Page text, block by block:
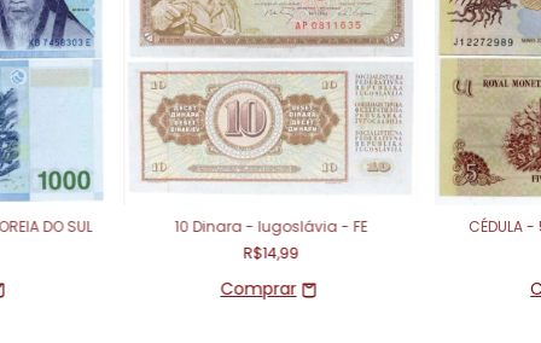
DO SUL
10 Dinara - Iugoslávia - FE
R$14,99
CÉDULA -